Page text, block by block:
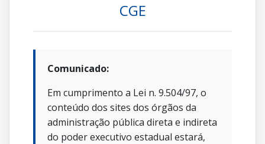
CGE
Comunicado:
Em cumprimento a Lei n. 9.504/97, o
conteúdo dos sites dos órgãos da
administração pública direta e indireta
do poder executivo estadual estará,